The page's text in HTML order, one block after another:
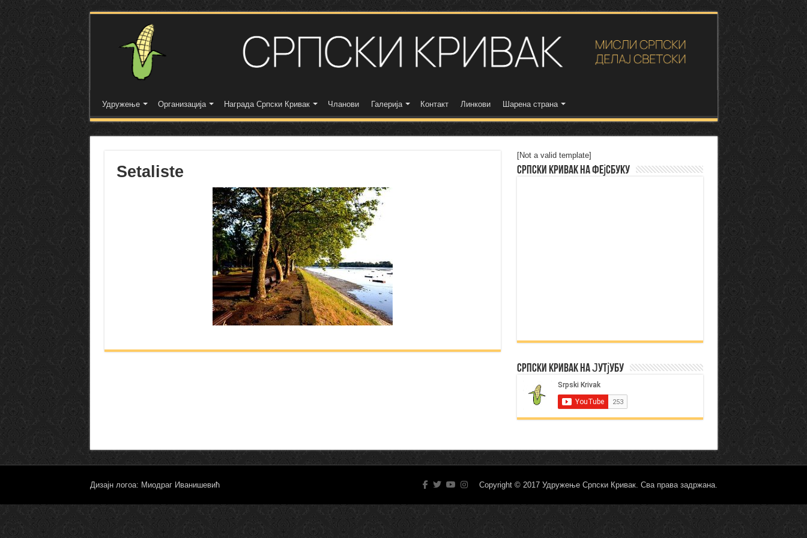
Удружење Организација Награда Српски Кривак Чланови Галерија Контакт Линкови Шарена страна
Setaliste
[Not a valid template]
Српски Кривак на Фејсбуку
Српски Кривак на Јутјубу
Copyright © 2017 Удружење Српски Кривак. Сва права задржана.
Дизајн логоа: Миодраг Иванишевић